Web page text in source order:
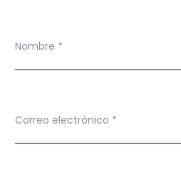
Nombre *
Correo electrónico *